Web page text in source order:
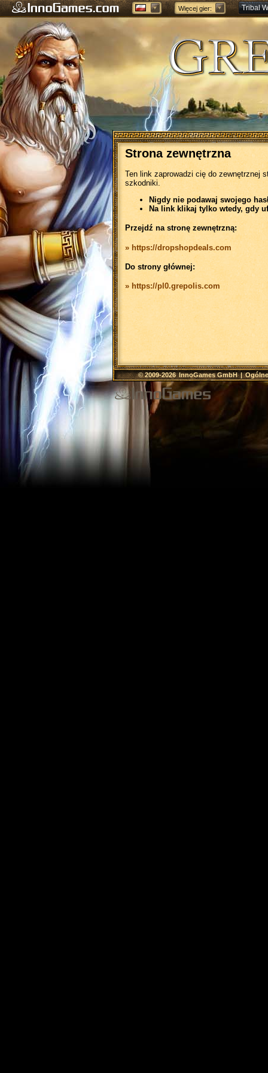
Więcej gier: Tribal
Forge
Strona zewnętrzna
Ten link zaprowadzi cię do zewnętrznej
szkodniki.
Nigdy nie podawaj swojego
Na link klikaj tylko wtedy, gdy
Przejdź na stronę zewnętrzną:
» https://dropshopdeals.com
Do strony głównej:
» https://pl0.grepolis.com
© 2009-2026InnoGames GmbH|